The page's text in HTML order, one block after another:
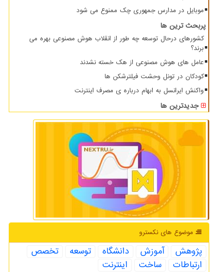
موبایل در مدارس جمهوری چک ممنوع می شود
پربحث ترین ها
کشورهای درحال توسعه چه طور از انقلاب هوش مصنوعی بهره می
برند؟
عامل های هوش مصنوعی از هک خسته نشدند
کودکان در تونل وحشت فیلترشکن ها
واکنش ایرانسل به ابهام درباره ی مصرف اینترنت
جدیدترین ها
موضوع های نكسترو
پژوهش آموزش دانشگاه توسعه
تخصص
ارتباطات
ساخت اینترنت